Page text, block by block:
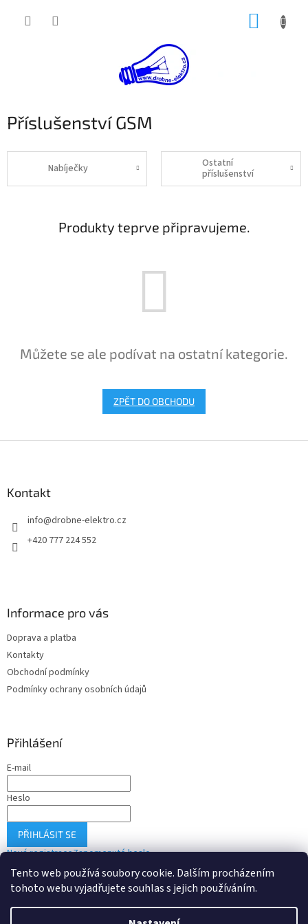
Tento web používá soubory cookie. Dalším procházením
tohoto webu vyjadřujete souhlas s jejich používáním.
Příslušenství GSM
Nabíječky
Ostatní
příslušenství
Produkty teprve připravujeme.
Můžete se ale podívat na ostatní kategorie.
ZPĚT DO OBCHODU
Kontakt
info@drobne-elektro.cz
+420 777 224 552
Informace pro vás
Doprava a platba
Kontakty
Obchodní podmínky
Podmínky ochrany osobních údajů
Přihlášení
E-mail
Heslo
PŘIHLÁSIT SE
Nová registraceZapomenuté heslo